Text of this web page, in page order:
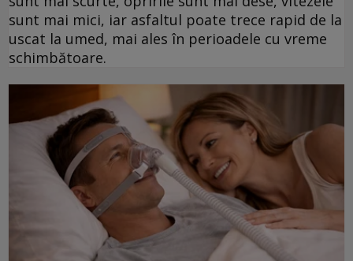
sunt mai mici, iar asfaltul poate trece rapid de la
uscat la umed, mai ales în perioadele cu vreme
schimbătoare.